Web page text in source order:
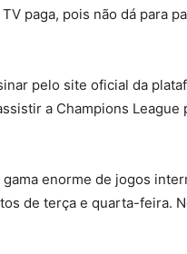
paga, pois não dá para
pelo site oficial da
a Champions League
enorme de jogos
de terça e quarta-feira.